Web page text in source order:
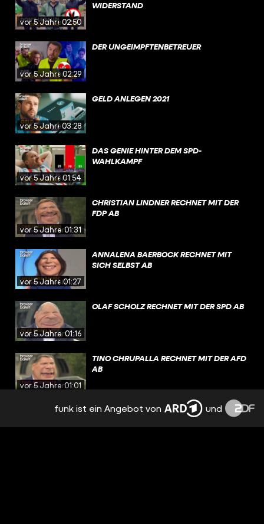
vor 5 Jahren02:50
WIDERSTAND
vor 5 Jahren02:29
DER UNGEIMPFTENBETREUER
vor 5 Jahren03:28
GELD ANLEGEN 2021
vor 5 Jahren01:54
DAS GENIE HINTER DEM SPD-
WAHLKAMPF
vor 5 Jahren01:31
CHRISTIAN LINDNER RECHNET MIT DER
FDP AB
vor 5 Jahren01:27
ANNALENA BAERBOCK RECHNET MIT
SICH SELBST AB
vor 5 Jahren01:16
OLAF SCHOLZ RECHNET MIT DER SPD AB
vor 5 Jahren01:01
TINO CHRUPALLA RECHNET MIT DER AFD
AB
LASCHET RECHNET MIT SICH SELBST AB
funk ist ein Angebot von und